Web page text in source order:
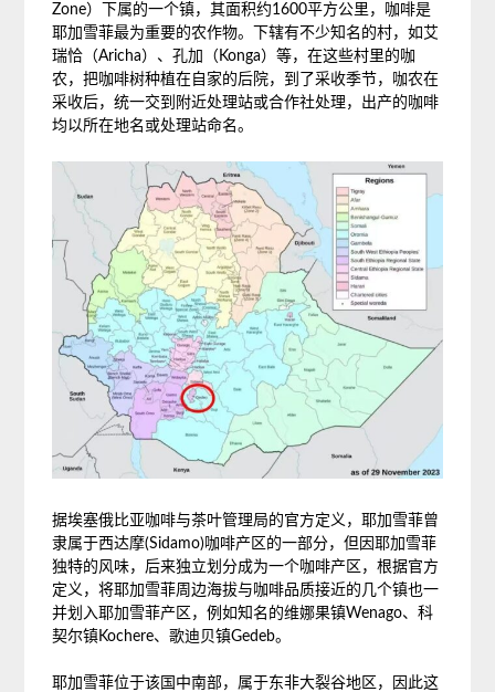
Zone）下属的一个镇，其面积约1600平方公里，咖啡是
耶加雪菲最为重要的农作物。下辖有不少知名的村，如艾
瑞恰（Aricha）、孔加（Konga）等，在这些村里的咖
农，把咖啡树种植在自家的后院，到了采收季节，咖农在
采收后，统一交到附近处理站或合作社处理，出产的咖啡
均以所在地名或处理站命名。
据埃塞俄比亚咖啡与茶叶管理局的官方定义，耶加雪菲曾
隶属于西达摩(Sidamo)咖啡产区的一部分，但因耶加雪菲
独特的风味，后来独立划分成为一个咖啡产区，根据官方
定义，将耶加雪菲周边海拔与咖啡品质接近的几个镇也一
并划入耶加雪菲产区，例如知名的维娜果镇Wenago、科
契尔镇Kochere、歌迪贝镇Gedeb。
耶加雪菲位于该国中南部，属于东非大裂谷地区，因此这